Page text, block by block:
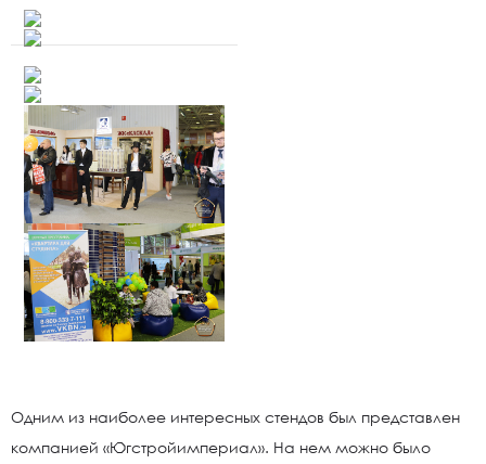
Одним из наиболее интересных стендов был представлен
компанией «Югстройимпериал». На нем можно было